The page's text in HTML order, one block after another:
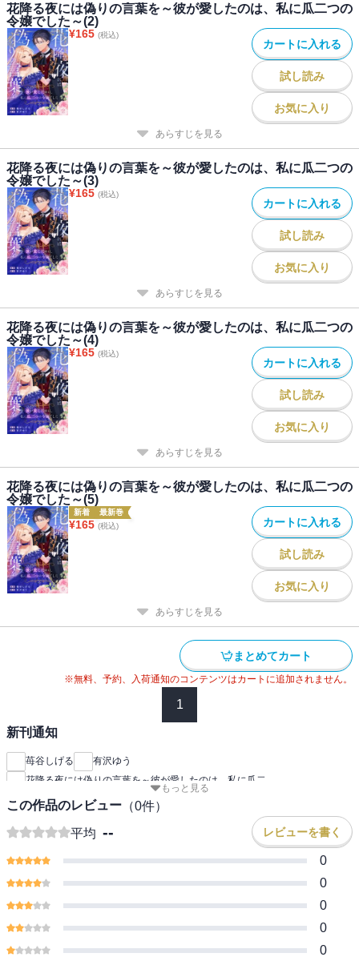
花降る夜には偽りの言葉を～彼が愛したのは、私に瓜二つの
令嬢でした～(2)
¥165 (税込)
カートに入れる
試し読み
お気に入り
あらすじを見る
花降る夜には偽りの言葉を～彼が愛したのは、私に瓜二つの
令嬢でした～(3)
¥165 (税込)
カートに入れる
試し読み
お気に入り
あらすじを見る
花降る夜には偽りの言葉を～彼が愛したのは、私に瓜二つの
令嬢でした～(4)
¥165 (税込)
カートに入れる
試し読み
お気に入り
あらすじを見る
花降る夜には偽りの言葉を～彼が愛したのは、私に瓜二つの
令嬢でした～(5)
新着 最新巻
¥165 (税込) カートに入れる
試し読み
お気に入り
あらすじを見る
まとめてカート
※無料、予約、入荷通知のコンテンツはカートに追加されません。
1
新刊通知
苺谷しげる
有沢ゆう
花降る夜には偽りの言葉を～彼が愛したのは、私に瓜二
もっと見る
この作品のレビュー （0件）
平均 -- レビューを書く
0
0
0
0
0